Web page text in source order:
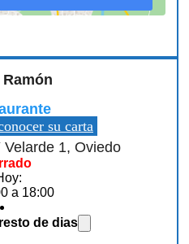
Ramón
su carta
1, Oviedo
a 18:00
de dias